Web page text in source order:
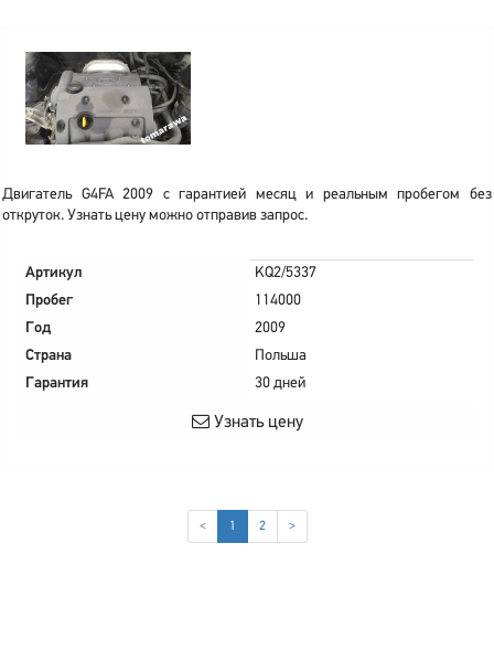
Двигатель G4FA 2009 с гарантией месяц и реальным пробегом без
откруток. Узнать цену можно отправив запрос.
Артикул
KQ2/5337
Пробег
114000
Год
2009
Страна
Польша
Гарантия
30 дней
Узнать цену
< 1 (current)
2 >